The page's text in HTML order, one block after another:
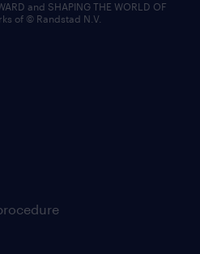
and SHAPING THE WORLD OF
of © Randstad N.V.